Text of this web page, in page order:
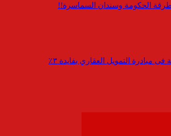
الحكومة وسندان السماسرة!!
التمويل العقاري بفايدة ٣٪